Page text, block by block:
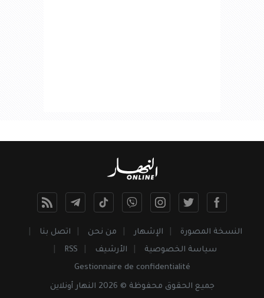
النسخة المصورة الإشهار من نحن
اتصل بنا
سياسة الخصوصية
الأرشيف
RSS
Gestionnaire de confidentialité
جميع الحقوق محفوظة © 2026 النهار أونلاين